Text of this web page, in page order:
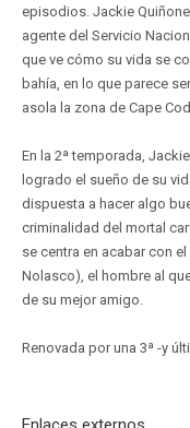
episodios. Jackie
agente del Servicio
que ve cómo su vida se
bahía, en lo que parece
asola la zona de Cape
En la 2ª temporada,
logrado el sueño de su
dispuesta a hacer algo
criminalidad del mortal
se centra en acabar con
Nolasco), el hombre al
de su mejor amigo.
Renovada por una 3ª -y